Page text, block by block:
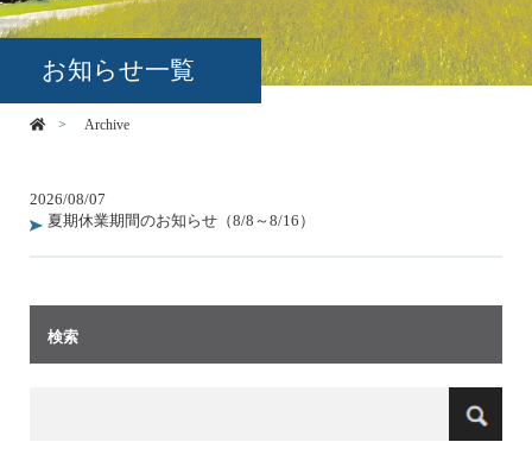
お知らせ一覧
Archive
2026/08/07
夏期休業期間のお知らせ（8/8～8/16）
検索